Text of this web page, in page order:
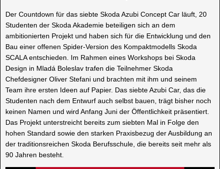
Der Countdown für das siebte Skoda Azubi Concept Car läuft, 20
Studenten der Skoda Akademie beteiligen sich an dem
ambitionierten Projekt und haben sich für die Entwicklung und den
Bau einer offenen Spider-Version des Kompaktmodells Skoda
SCALA entschieden. Im Rahmen eines Workshops bei Skoda
Design in Mladá Boleslav trafen die Teilnehmer Skoda
Chefdesigner Oliver Stefani und brachten mit ihm und seinem
Team ihre ersten Ideen auf Papier. Das siebte Azubi Car, das die
Studenten nach dem Entwurf auch selbst bauen, trägt bisher noch
keinen Namen und wird Anfang Juni der Öffentlichkeit präsentiert.
Das Projekt unterstreicht bereits zum siebten Mal in Folge den
hohen Standard sowie den starken Praxisbezug der Ausbildung an
der traditionsreichen Skoda Berufsschule, die bereits seit mehr als
90 Jahren besteht.